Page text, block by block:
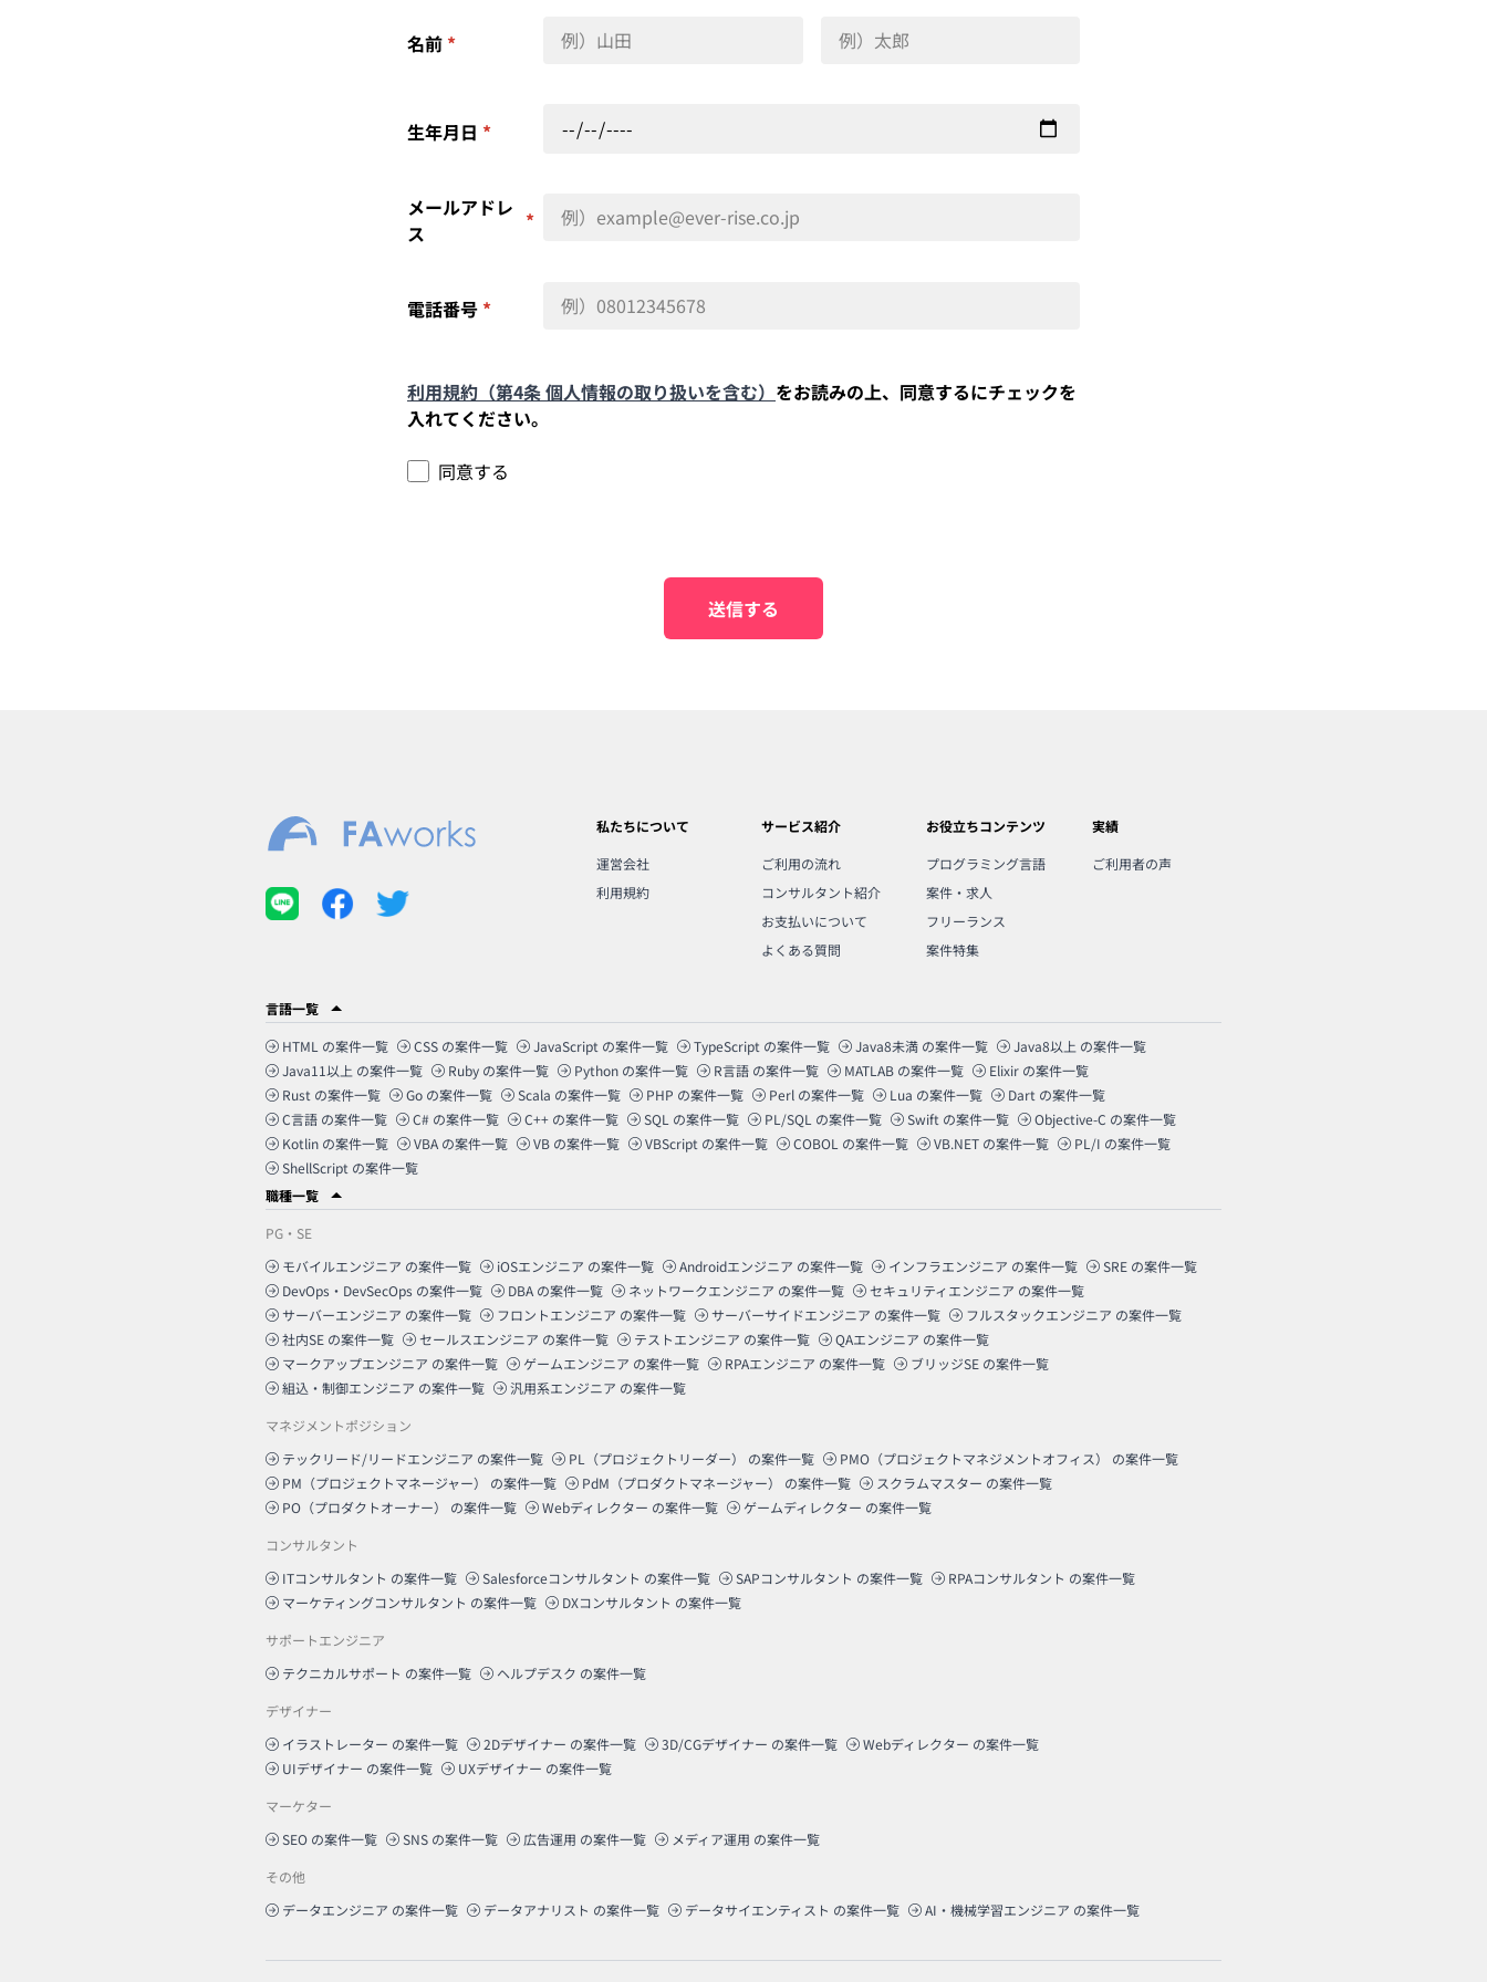
名前 *
生年月日 *
メールアドレ
ス
*
電話番号 *
利用規約（第4条 個人情報の取り扱いを含む） をお読みの上、同意するにチェックを
入れてください。
同意する
送信する
私たちについて
運営会社
利用規約
サービス紹介
ご利用の流れ
コンサルタント紹介
お支払いについて
よくある質問
お役立ちコンテンツ
プログラミング言語
案件・求人
フリーランス
案件特集
実績
ご利用者の声
言語一覧
HTML の案件一覧 CSS の案件一覧 JavaScript の案件一覧 TypeScript の案件一覧 Java8未満 の案件一覧 Java8以上 の案件一覧
Java11以上 の案件一覧 Ruby の案件一覧 Python の案件一覧 R言語 の案件一覧 MATLAB の案件一覧 Elixir の案件一覧
Rust の案件一覧 Go の案件一覧 Scala の案件一覧 PHP の案件一覧 Perl の案件一覧 Lua の案件一覧 Dart の案件一覧
C言語 の案件一覧 C# の案件一覧 C++ の案件一覧 SQL の案件一覧 PL/SQL の案件一覧 Swift の案件一覧 Objective-C の案件一覧
Kotlin の案件一覧 VBA の案件一覧 VB の案件一覧 VBScript の案件一覧 COBOL の案件一覧 VB.NET の案件一覧 PL/I の案件一覧
ShellScript の案件一覧
職種一覧
PG・SE
モバイルエンジニア の案件一覧 iOSエンジニア の案件一覧 Androidエンジニア の案件一覧 インフラエンジニア の案件一覧 SRE の案件一覧
DevOps・DevSecOps の案件一覧 DBA の案件一覧 ネットワークエンジニア の案件一覧 セキュリティエンジニア の案件一覧
サーバーエンジニア の案件一覧 フロントエンジニア の案件一覧 サーバーサイドエンジニア の案件一覧 フルスタックエンジニア の案件一覧
社内SE の案件一覧 セールスエンジニア の案件一覧 テストエンジニア の案件一覧 QAエンジニア の案件一覧
マークアップエンジニア の案件一覧 ゲームエンジニア の案件一覧 RPAエンジニア の案件一覧 ブリッジSE の案件一覧
組込・制御エンジニア の案件一覧 汎用系エンジニア の案件一覧
マネジメントポジション
テックリード/リードエンジニア の案件一覧 PL（プロジェクトリーダー） の案件一覧 PMO（プロジェクトマネジメントオフィス）
の案件一覧
PM（プロジェクトマネージャー）
の案件一覧 PdM（プロダクトマネージャー） の案件一覧 スクラムマスター の案件一覧
PO（プロダクトオーナー）
の案件一覧 Webディレクター の案件一覧 ゲームディレクター の案件一覧
コンサルタント
ITコンサルタント の案件一覧 Salesforceコンサルタント の案件一覧 SAPコンサルタント の案件一覧 RPAコンサルタント の案件一覧
マーケティングコンサルタント の案件一覧 DXコンサルタント の案件一覧
サポートエンジニア
テクニカルサポート の案件一覧 ヘルプデスク の案件一覧
デザイナー
イラストレーター の案件一覧 2Dデザイナー の案件一覧 3D/CGデザイナー の案件一覧 Webディレクター の案件一覧
UIデザイナー の案件一覧 UXデザイナー の案件一覧
マーケター
SEO の案件一覧 SNS の案件一覧 広告運用 の案件一覧 メディア運用 の案件一覧
その他
データエンジニア の案件一覧 データアナリスト の案件一覧 データサイエンティスト の案件一覧 AI・機械学習エンジニア の案件一覧